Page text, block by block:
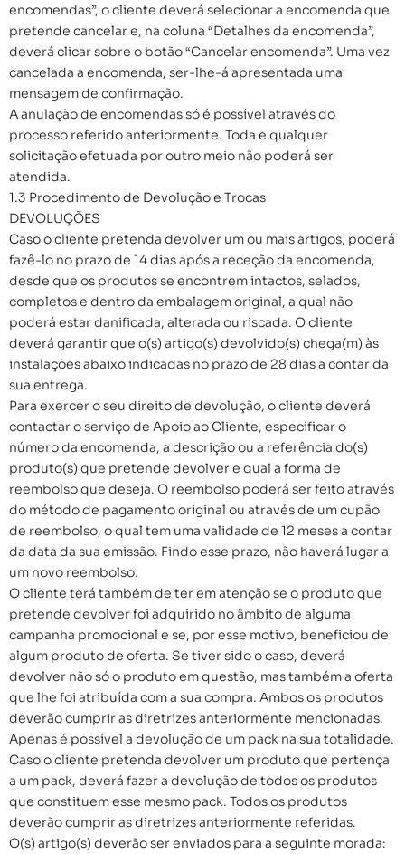
encomendas”, o cliente deverá selecionar a encomenda que
pretende cancelar e, na coluna “Detalhes da encomenda”,
deverá clicar sobre o botão “Cancelar encomenda”. Uma vez
cancelada a encomenda, ser-lhe-á apresentada uma
mensagem de confirmação.
A anulação de encomendas só é possível através do
processo referido anteriormente. Toda e qualquer
solicitação efetuada por outro meio não poderá ser
atendida.
1.3 Procedimento de Devolução e Trocas
DEVOLUÇÕES
Caso o cliente pretenda devolver um ou mais artigos, poderá
fazê-lo no prazo de 14 dias após a receção da encomenda,
desde que os produtos se encontrem intactos, selados,
completos e dentro da embalagem original, a qual não
poderá estar danificada, alterada ou riscada. O cliente
deverá garantir que o(s) artigo(s) devolvido(s) chega(m) às
instalações abaixo indicadas no prazo de 28 dias a contar da
sua entrega.
Para exercer o seu direito de devolução, o cliente deverá
contactar o serviço de Apoio ao Cliente, especificar o
número da encomenda, a descrição ou a referência do(s)
produto(s) que pretende devolver e qual a forma de
reembolso que deseja. O reembolso poderá ser feito através
do método de pagamento original ou através de um cupão
de reembolso, o qual tem uma validade de 12 meses a contar
da data da sua emissão. Findo esse prazo, não haverá lugar a
um novo reembolso.
O cliente terá também de ter em atenção se o produto que
pretende devolver foi adquirido no âmbito de alguma
campanha promocional e se, por esse motivo, beneficiou de
algum produto de oferta. Se tiver sido o caso, deverá
devolver não só o produto em questão, mas também a oferta
que lhe foi atribuída com a sua compra. Ambos os produtos
deverão cumprir as diretrizes anteriormente mencionadas.
Apenas é possível a devolução de um pack na sua totalidade.
Caso o cliente pretenda devolver um produto que pertença
a um pack, deverá fazer a devolução de todos os produtos
que constituem esse mesmo pack. Todos os produtos
deverão cumprir as diretrizes anteriormente referidas.
O(s) artigo(s) deverão ser enviados para a seguinte morada: